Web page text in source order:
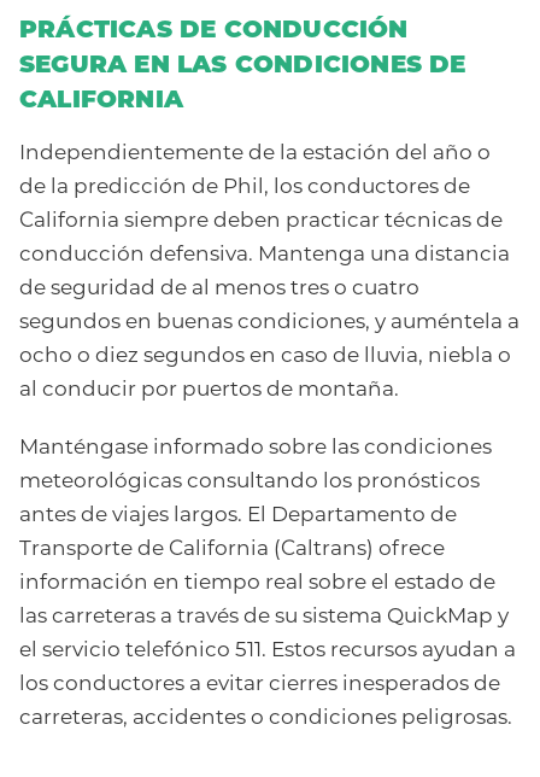
PRÁCTICAS DE CONDUCCIÓN
SEGURA EN LAS CONDICIONES DE
CALIFORNIA
Independientemente de la estación del año o
de la predicción de Phil, los conductores de
California siempre deben practicar técnicas de
conducción defensiva. Mantenga una distancia
de seguridad de al menos tres o cuatro
segundos en buenas condiciones, y auméntela a
ocho o diez segundos en caso de lluvia, niebla o
al conducir por puertos de montaña.
Manténgase informado sobre las condiciones
meteorológicas consultando los pronósticos
antes de viajes largos. El Departamento de
Transporte de California (Caltrans) ofrece
información en tiempo real sobre el estado de
las carreteras a través de su sistema QuickMap y
el servicio telefónico 511. Estos recursos ayudan a
los conductores a evitar cierres inesperados de
carreteras, accidentes o condiciones peligrosas.